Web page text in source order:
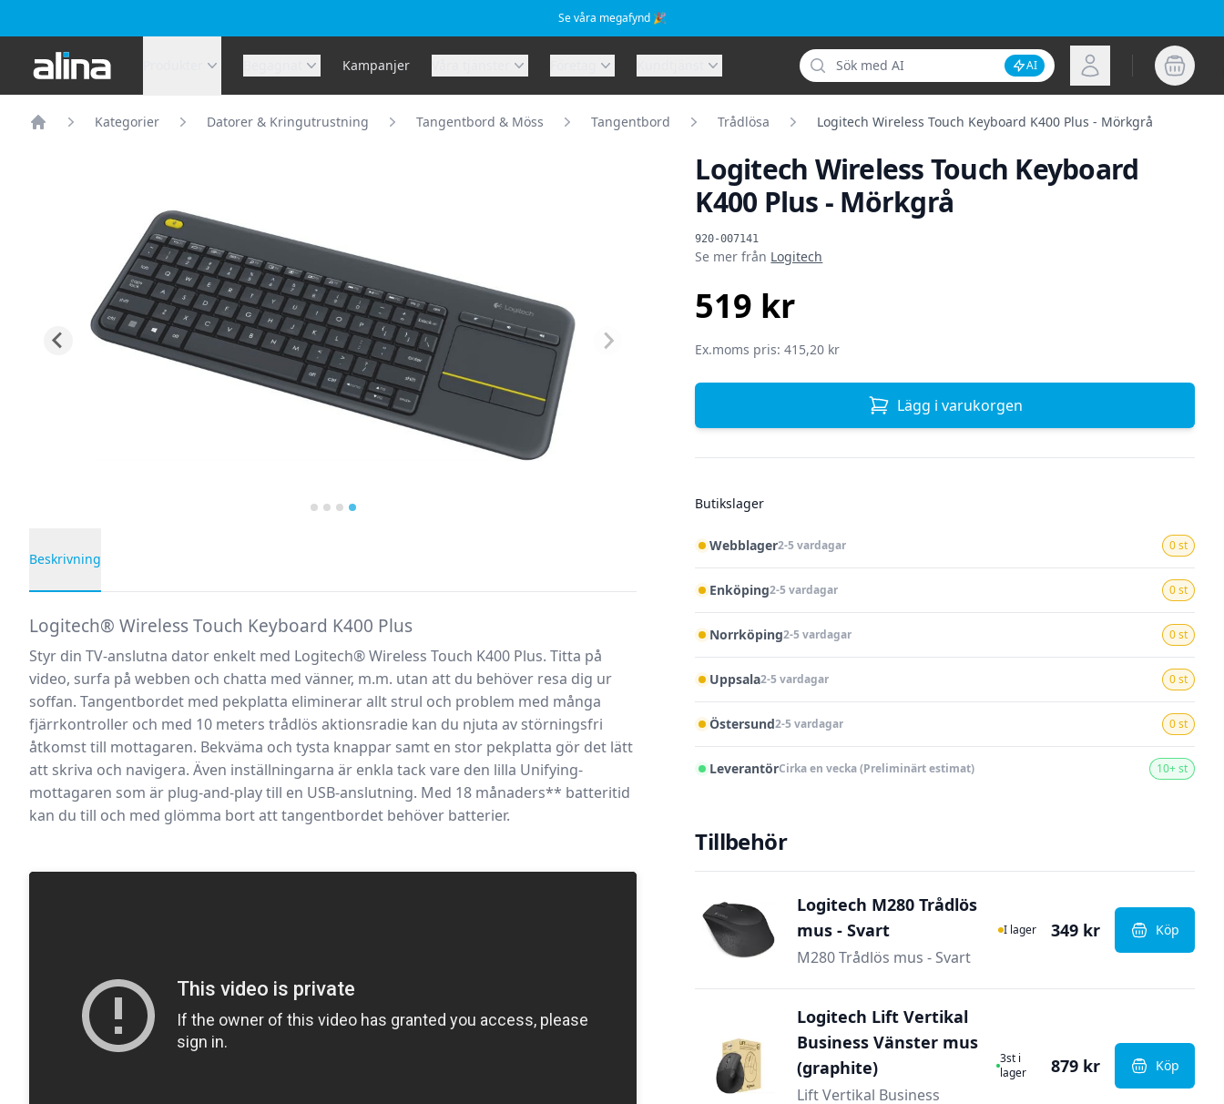
Se våra megafynd 🎉
Alina.se Kampanjer
Sök
Inaktivera AI-sökning
AI Logga in
Kategorier Datorer & Kringutrustning Tangentbord & Möss Tangentbord Trådlösa Logitech Wireless Touch Keyboard K400 Plus - Mörkgrå
Logitech Wireless Touch Keyboard
K400 Plus - Mörkgrå
920-007141
Produktinformation
Se mer från Logitech
519 kr
Ex.moms pris: 415,20 kr
Lägg i varukorgen
Butikslager
Webblager2-5 vardagar 0 st
Enköping2-5 vardagar 0 st
Norrköping2-5 vardagar 0 st
Uppsala2-5 vardagar 0 st
Östersund2-5 vardagar 0 st
LeverantörCirka en vecka (Preliminärt estimat) 10+ st
Tillbehör
Logitech M280 Trådlös
mus - Svart
M280 Trådlös mus - Svart
I Lager
I lager 349 kr Köp
, Logitech
Logitech Lift Vertikal
Business Vänster mus
(graphite)
Lift Vertikal Business
I Lager
3st i
lager
879 kr Köp
, Logitech
Beskrivning
Logitech® Wireless Touch Keyboard K400 Plus
Styr din TV-anslutna dator enkelt med Logitech® Wireless Touch K400 Plus. Titta på
video, surfa på webben och chatta med vänner, m.m. utan att du behöver resa dig ur
soffan. Tangentbordet med pekplatta eliminerar allt strul och problem med många
fjärrkontroller och med 10 meters trådlös aktionsradie kan du njuta av störningsfri
åtkomst till mottagaren. Bekväma och tysta knappar samt en stor pekplatta gör det lätt
att skriva och navigera. Även inställningarna är enkla tack vare den lilla Unifying-
mottagaren som är plug-and-play till en USB-anslutning. Med 18 månaders** batteritid
kan du till och med glömma bort att tangentbordet behöver batterier.